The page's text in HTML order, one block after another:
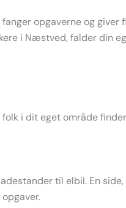
opgaverne og giver
i Næstved, falder din
i dit eget område
til elbil. En